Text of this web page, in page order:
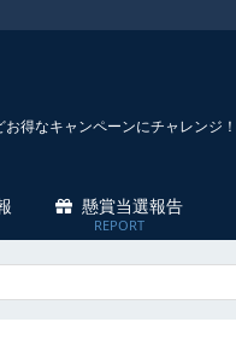
得なキャンペーンにチャレンジ！
懸賞当選報告